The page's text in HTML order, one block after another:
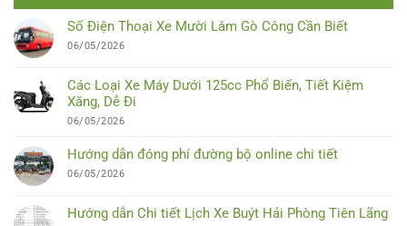
Số Điện Thoại Xe Mười Lâm Gò Công Cần Biết
06/05/2026
Các Loại Xe Máy Dưới 125cc Phổ Biến, Tiết Kiệm
Xăng, Dễ Đi
06/05/2026
Hướng dẫn đóng phí đường bộ online chi tiết
06/05/2026
Hướng dẫn Chi tiết Lịch Xe Buýt Hải Phòng Tiên Lãng